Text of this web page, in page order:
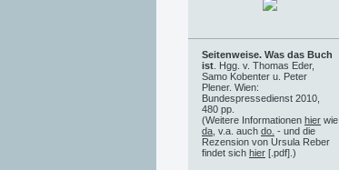
Seitenweise. Was das Buch
ist . Hgg. v. Thomas Eder,
Samo Kobenter u. Peter
Plener. Wien:
Bundespressedienst 2010,
480 pp.
(Weitere Informationen hier wie
da , v.a. auch do. - und die
Rezension von Ursula Reber
findet sich hier [.pdf].)